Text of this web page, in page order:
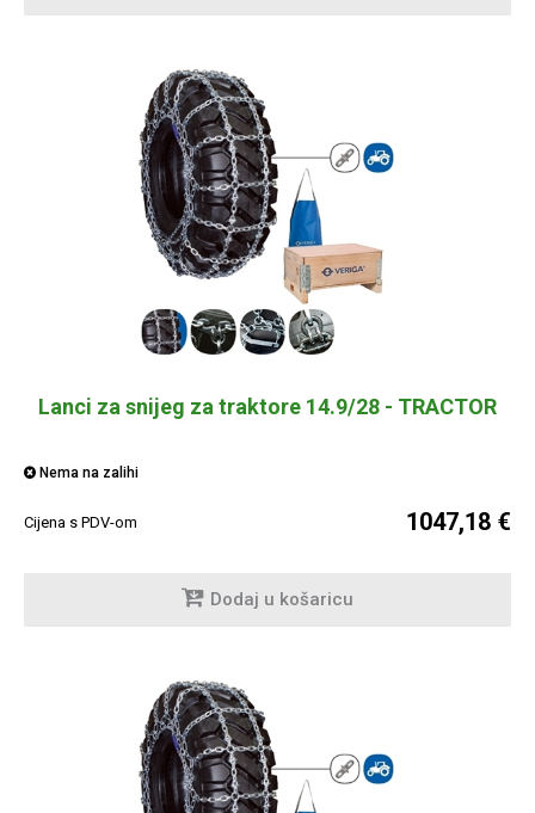
Lanci za snijeg za traktore 14.9/28 - TRACTOR
Nema na zalihi
Cijena s PDV-om 1047,18 €
Dodaj u košaricu